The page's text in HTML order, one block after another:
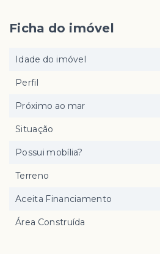
Ficha do imóvel
Idade do imóvel
Perfil
Próximo ao mar
Situação
Possui mobília?
Terreno
Aceita Financiamento
Área Construída